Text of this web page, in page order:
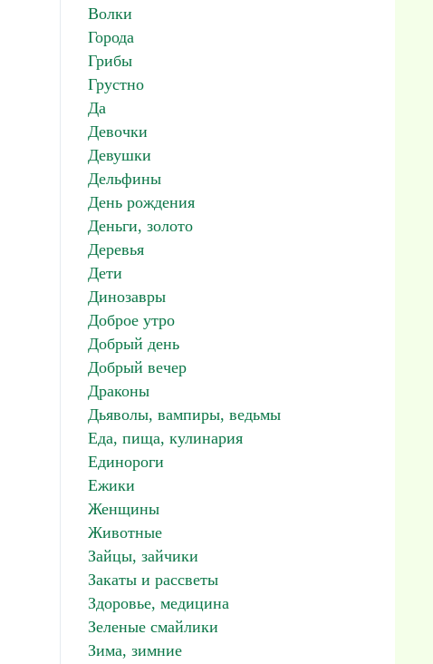
Волки
Города
Грибы
Грустно
Да
Девочки
Девушки
Дельфины
День рождения
Деньги, золото
Деревья
Дети
Динозавры
Доброе утро
Добрый день
Добрый вечер
Драконы
Дьяволы, вампиры, ведьмы
Еда, пища, кулинария
Единороги
Ежики
Женщины
Животные
Зайцы, зайчики
Закаты и рассветы
Здоровье, медицина
Зеленые смайлики
Зима, зимние